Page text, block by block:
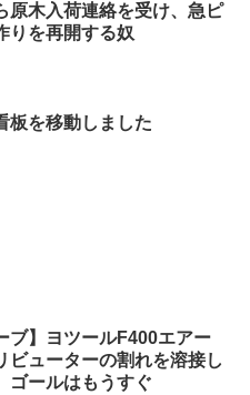
原木入荷連絡を受け、急ピ
りを再開する奴
板を移動しました
ブ】ヨツールF400エアー
ビューターの割れを溶接し
ゴールはもうすぐ